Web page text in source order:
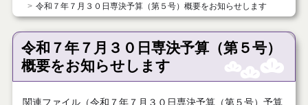
令和７年７月３０日専決予算（第５号）概要をお知らせします
令和７年７月３０日専決予算（第５号）
概要をお知らせします
関連ファイル（令和７年７月３０日専決予算（第５号）予算